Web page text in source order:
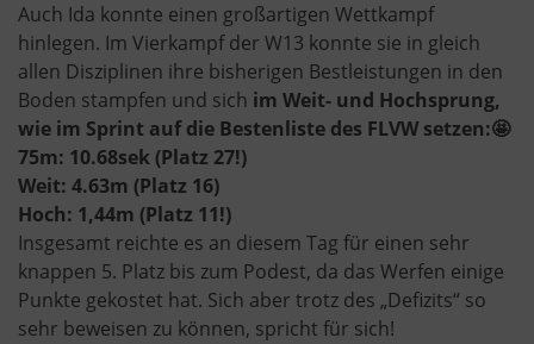
Auch Ida konnte einen großartigen Wettkampf
hinlegen. Im Vierkampf der W13 konnte sie in gleich
allen Disziplinen ihre bisherigen Bestleistungen in den
Boden stampfen und sich im Weit- und Hochsprung,
wie im Sprint auf die Bestenliste des FLVW setzen:🤩
75m: 10.68sek (Platz 27!)
Weit: 4.63m (Platz 16)
Hoch: 1,44m (Platz 11!)
Insgesamt reichte es an diesem Tag für einen sehr
knappen 5. Platz bis zum Podest, da das Werfen einige
Punkte gekostet hat. Sich aber trotz des „Defizits“ so
sehr beweisen zu können, spricht für sich!